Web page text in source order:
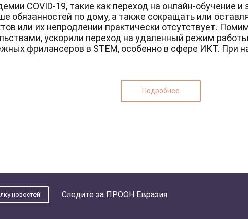
COVID-19, такие как переход на онлайн-обучение
обязанностей по дому, а также сокращать или
или их непродлении практически отсутствует.
ускорили переход на удаленный режим
фрилансеров в STEM, особенно в сфере ИКТ.
Подробнее
новостей Следите за ПРООН Евразия